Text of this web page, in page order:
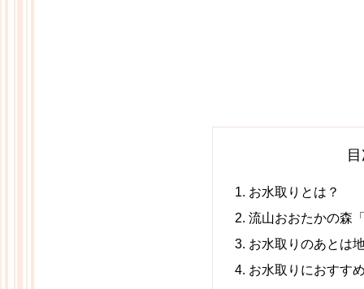
お水取りとは？
流山おおたかの森
お水取りのあとは
お水取りにおすす